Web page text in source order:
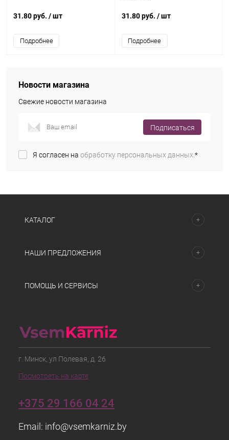
31.80 руб. / шт
Подробнее
31.80 руб. / шт
Подробнее
Новости магазина
Свежие новости магазина
Подписаться
Я согласен на обработку персональных данных. *
КАТАЛОГ
НАШИ ПРЕДЛОЖЕНИЯ
ПОМОЩЬ И СЕРВИСЫ
г. Минск, ул Полевая, д. 26
Посмотреть на карте
+375 29 166 04 24
Email: info@vsemkarniz.by